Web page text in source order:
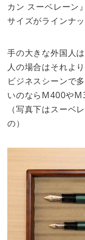
カン スーベレー
サイズがラインナ
手の大きな外国人
人の場合はそれよ
ビジネスシーンで
いのならM400や
（写真下はスーベ
の）